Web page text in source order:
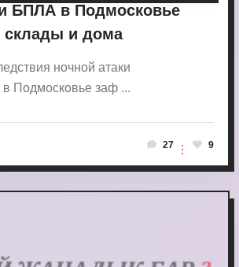
БПЛА в Подмосковье
склады и дома
ночной атаки
в Подмосковье заф ...
27 9